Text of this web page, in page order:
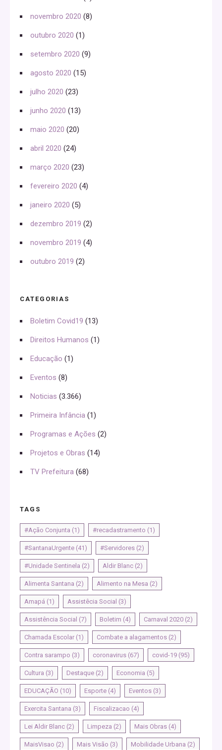
novembro 2020 (8)
outubro 2020 (1)
setembro 2020 (9)
agosto 2020 (15)
julho 2020 (23)
junho 2020 (13)
maio 2020 (20)
abril 2020 (24)
março 2020 (23)
fevereiro 2020 (4)
janeiro 2020 (5)
dezembro 2019 (2)
novembro 2019 (4)
outubro 2019 (2)
CATEGORIAS
Boletim Covid19 (13)
Direitos Humanos (1)
Educação (1)
Eventos (8)
Noticias (3.366)
Primeira Infância (1)
Programas e Ações (2)
Projetos e Obras (14)
TV Prefeitura (68)
TAGS
#Ação Conjunta (1) #recadastramento (1)
#SantanaUrgente (41) #Servidores (2)
#Unidade Sentinela (2) Aldir Blanc (2)
Alimenta Santana (2) Alimento na Mesa (2)
Amapá (1) Assistêcia Social (3)
Assistência Social (7) Boletim (4) Carnaval 2020 (2)
Chamada Escolar (1) Combate a alagamentos (2)
Contra sarampo (3) coronavirus (67) covid-19 (95)
Cultura (3) Destaque (2) Economia (5)
EDUCAÇÃO (10) Esporte (4) Eventos (3)
Exercita Santana (3) Fiscalizacao (4)
Lei Aldir Blanc (2) Limpeza (2) Mais Obras (4)
MaisVisao (2) Mais Visão (3) Mobilidade Urbana (2)